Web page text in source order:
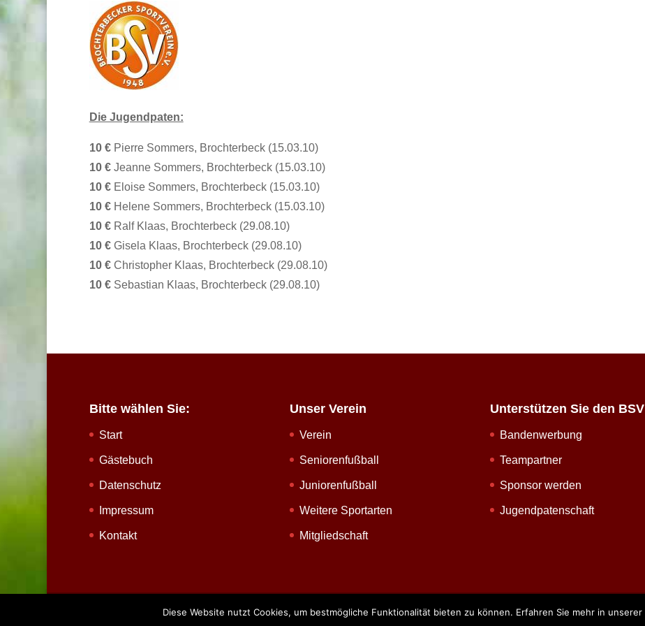
Die Jugendpaten:
10 €Pierre Sommers, Brochterbeck (15.03.10)
10 €Jeanne Sommers, Brochterbeck (15.03.10)
10 €Eloise Sommers, Brochterbeck (15.03.10)
10 € Helene Sommers, Brochterbeck (15.03.10)
10 €Ralf Klaas, Brochterbeck (29.08.10)
10 €Gisela Klaas, Brochterbeck (29.08.10)
10 €Christopher Klaas, Brochterbeck (29.08.10)
10 €Sebastian Klaas, Brochterbeck (29.08.10)
Bitte wählen Sie:
Start
Gästebuch
Datenschutz
Impressum
Kontakt
Unser Verein
Verein
Seniorenfußball
Juniorenfußball
Weitere Sportarten
Mitgliedschaft
Unterstützen Sie den BSV
Bandenwerbung
Teampartner
Sponsor werden
Jugendpatenschaft
Copyright © 2026 BSV Brochterbeck
Diese Website nutzt Cookies, um bestmögliche Funktionalität bieten zu können. Erfahren Sie mehr in unserer